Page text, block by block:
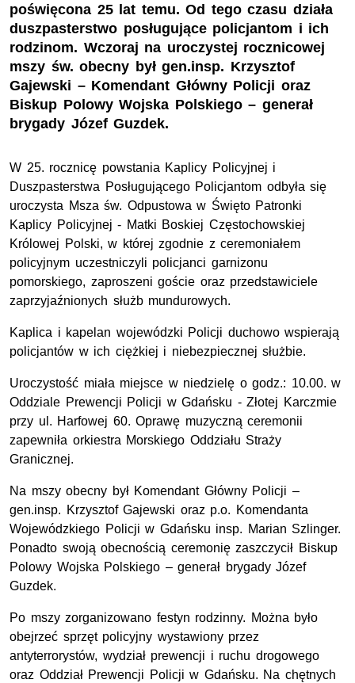
poświęcona 25 lat temu. Od tego czasu działa
duszpasterstwo posługujące policjantom i ich
rodzinom. Wczoraj na uroczystej rocznicowej
mszy św. obecny był gen.insp. Krzysztof
Gajewski – Komendant Główny Policji oraz
Biskup Polowy Wojska Polskiego – generał
brygady Józef Guzdek.
W 25. rocznicę powstania Kaplicy Policyjnej i
Duszpasterstwa Posługującego Policjantom odbyła się
uroczysta Msza św. Odpustowa w Święto Patronki
Kaplicy Policyjnej - Matki Boskiej Częstochowskiej
Królowej Polski, w której zgodnie z ceremoniałem
policyjnym uczestniczyli policjanci garnizonu
pomorskiego, zaproszeni goście oraz przedstawiciele
zaprzyjaźnionych służb mundurowych.
Kaplica i kapelan wojewódzki Policji duchowo wspierają
policjantów w ich ciężkiej i niebezpiecznej służbie.
Uroczystość miała miejsce w niedzielę o godz.: 10.00. w
Oddziale Prewencji Policji w Gdańsku - Złotej Karczmie
przy ul. Harfowej 60. Oprawę muzyczną ceremonii
zapewniła orkiestra Morskiego Oddziału Straży
Granicznej.
Na mszy obecny był Komendant Główny Policji –
gen.insp. Krzysztof Gajewski oraz p.o. Komendanta
Wojewódzkiego Policji w Gdańsku insp. Marian Szlinger.
Ponadto swoją obecnością ceremonię zaszczycił Biskup
Polowy Wojska Polskiego – generał brygady Józef
Guzdek.
Po mszy zorganizowano festyn rodzinny. Można było
obejrzeć sprzęt policyjny wystawiony przez
antyterrorystów, wydział prewencji i ruchu drogowego
oraz Oddział Prewencji Policji w Gdańsku. Na chętnych